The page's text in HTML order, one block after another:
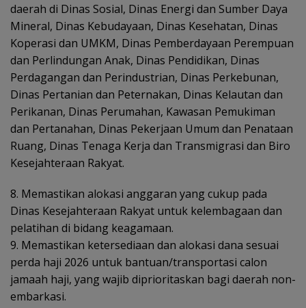
daerah di Dinas Sosial, Dinas Energi dan Sumber Daya
Mineral, Dinas Kebudayaan, Dinas Kesehatan, Dinas
Koperasi dan UMKM, Dinas Pemberdayaan Perempuan
dan Perlindungan Anak, Dinas Pendidikan, Dinas
Perdagangan dan Perindustrian, Dinas Perkebunan,
Dinas Pertanian dan Peternakan, Dinas Kelautan dan
Perikanan, Dinas Perumahan, Kawasan Pemukiman
dan Pertanahan, Dinas Pekerjaan Umum dan Penataan
Ruang, Dinas Tenaga Kerja dan Transmigrasi dan Biro
Kesejahteraan Rakyat.
8. Memastikan alokasi anggaran yang cukup pada
Dinas Kesejahteraan Rakyat untuk kelembagaan dan
pelatihan di bidang keagamaan.
9. Memastikan ketersediaan dan alokasi dana sesuai
perda haji 2026 untuk bantuan/transportasi calon
jamaah haji, yang wajib diprioritaskan bagi daerah non-
embarkasi.